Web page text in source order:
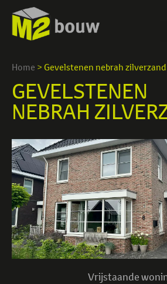
Home > Gevelstenen nebrah zilverzand
GEVELSTENEN
NEBRAH
Vrijstaande